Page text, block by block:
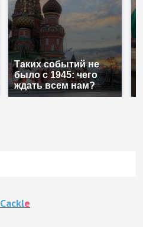
Таких событий не
было с 1945: чего
ждать всем нам?
Cackle